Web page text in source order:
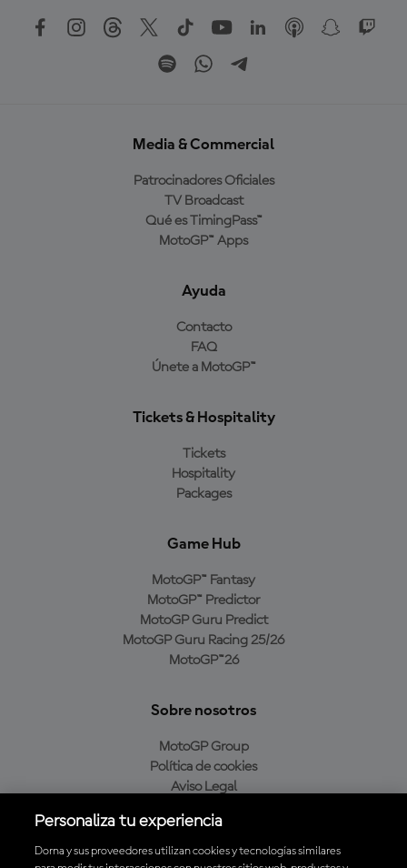
Media & Commercial
Patrocinadores Oficiales
TV Broadcast
Qué es TimingPass™
MotoGP™ Apps
Ayuda
Contacto
FAQ
Únete a MotoGP™
Tickets & Hospitality
Tickets
Hospitality
Packages
Game Hub
MotoGP™ Fantasy
MotoGP™ Predictor
MotoGP Guru Predict
MotoGP Guru Racing 25/26
MotoGP™26
Sobre nosotros
MotoGP Group
Política de cookies
Aviso Legal
Política de compra
Personaliza tu experiencia
Dorna y sus proveedores utilizan cookies y tecnologías similares